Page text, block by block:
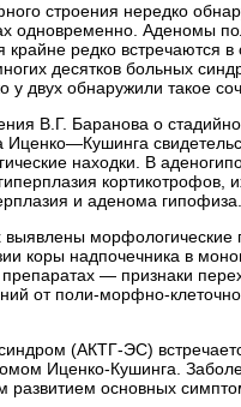
строения нередко
одновременно. Аденомы
крайне редко встречаются в
десятков больных
двух обнаружили такое
В.Г. Баранова о
Иценко—Кушинга
находки. В
кортикотрофов,
и аденома гипофиза.
выявлены морфологические
коры надпочечника в
— признаки
от поли-морфно-
(АКТГ-ЭС)
Иценко-Кушинга.
развитием основных